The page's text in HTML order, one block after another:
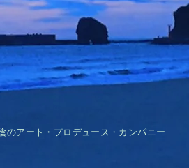
のアート・プロデュース・カンパニー